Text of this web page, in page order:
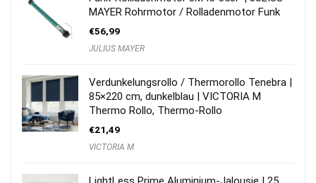
MAYER Rohrmotor / Rolladenmotor Funk
€56,99
JULIUS MAYER
Verdunkelungsrollo / Thermorollo Tenebra |
85×220 cm, dunkelblau | VICTORIA M
Thermo Rollo, Thermo-Rollo
€21,49
VICTORIA M